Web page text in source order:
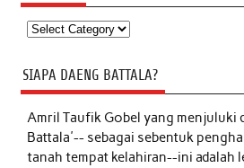
Kategori
SIAPA DAENG BATTALA?
Amril Taufik Gobelyang menjuluki
Battala'-- sebagai sebentuk
tanah tempat kelahiran--ini adalah